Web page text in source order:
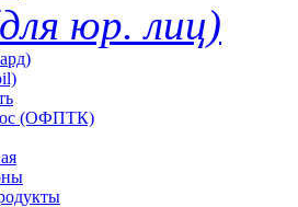
юр. лиц)
(ОФПТК)